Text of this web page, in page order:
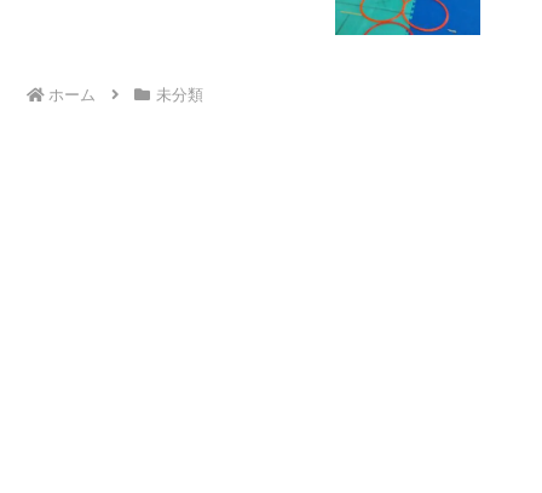
ホーム 未分類